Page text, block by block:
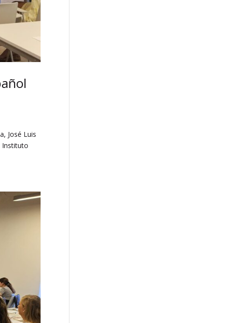
José Luis
Instituto